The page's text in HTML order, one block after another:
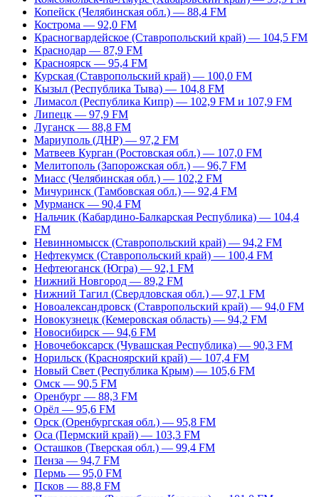
Копейск (Челябинская обл.) — 88,4 FM
Кострома — 92,0 FM
Красногвардейское (Ставропольский край) — 104,5 FM
Краснодар — 87,9 FM
Красноярск — 95,4 FM
Курская (Ставропольский край) — 100,0 FM
Кызыл (Республика Тыва) — 104,8 FM
Лимасол (Республика Кипр) — 102,9 FM и 107,9 FM
Липецк — 97,9 FM
Луганск — 88,8 FM
Мариуполь (ДНР) — 97,2 FM
Матвеев Курган (Ростовская обл.) — 107,0 FM
Мелитополь (Запорожская обл.) — 96,7 FM
Миасс (Челябинская обл.) — 102,2 FM
Мичуринск (Тамбовская обл.) — 92,4 FM
Мурманск — 90,4 FM
Нальчик (Кабардино-Балкарская Республика) — 104,4
FM
Невинномысск (Ставропольский край) — 94,2 FM
Нефтекумск (Ставропольский край) — 100,4 FM
Нефтеюганск (Югра) — 92,1 FM
Нижний Новгород — 89,2 FM
Нижний Тагил (Свердловская обл.) — 97,1 FM
Новоалександровск (Ставропольский край) — 94,0 FM
Новокузнецк (Кемеровская область) — 94,2 FM
Новосибирск — 94,6 FM
Новочебоксарск (Чувашская Республика) — 90,3 FM
Норильск (Красноярский край) — 107,4 FM
Новый Свет (Республика Крым) — 105,6 FM
Омск — 90,5 FM
Оренбург — 88,3 FM
Орёл — 95,6 FM
Орск (Оренбургская обл.) — 95,8 FM
Оса (Пермский край) — 103,3 FM
Осташков (Тверская обл.) — 99,4 FM
Пенза — 94,7 FM
Пермь — 95,0 FM
Псков — 88,8 FM